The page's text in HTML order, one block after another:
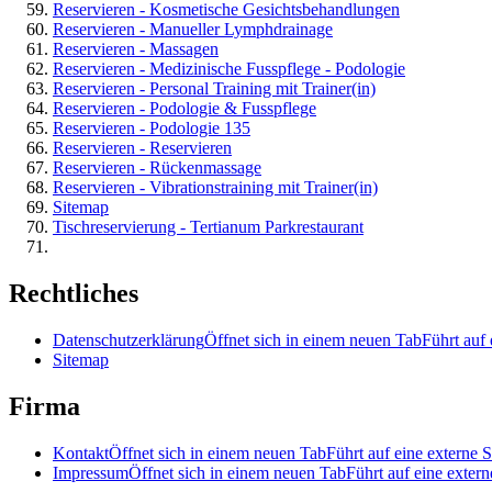
Reservieren - Kosmetische Gesichtsbehandlungen
Reservieren - Manueller Lymphdrainage
Reservieren - Massagen
Reservieren - Medizinische Fusspflege - Podologie
Reservieren - Personal Training mit Trainer(in)
Reservieren - Podologie & Fusspflege
Reservieren - Podologie 135
Reservieren - Reservieren
Reservieren - Rückenmassage
Reservieren - Vibrationstraining mit Trainer(in)
Sitemap
Tischreservierung - Tertianum Parkrestaurant
Rechtliches
DatenschutzerklärungÖffnet sich in einem neuen TabFührt auf
Sitemap
Firma
KontaktÖffnet sich in einem neuen TabFührt auf eine externe
ImpressumÖffnet sich in einem neuen TabFührt auf eine